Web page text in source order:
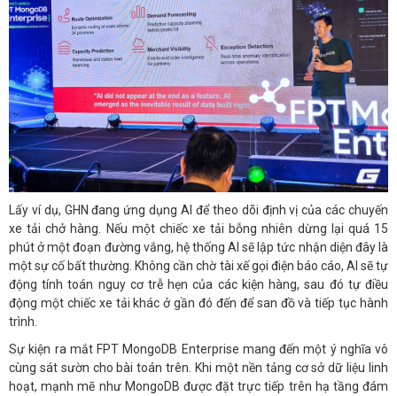
Lấy ví dụ, GHN đang ứng dụng AI để theo dõi định vị của các chuyến
xe tải chở hàng. Nếu một chiếc xe tải bỗng nhiên dừng lại quá 15
phút ở một đoạn đường vắng, hệ thống AI sẽ lập tức nhận diện đây là
một sự cố bất thường. Không cần chờ tài xế gọi điện báo cáo, AI sẽ tự
động tính toán nguy cơ trễ hẹn của các kiện hàng, sau đó tự điều
động một chiếc xe tải khác ở gần đó đến để san đồ và tiếp tục hành
trình.
Sự kiện ra mắt FPT MongoDB Enterprise mang đến một ý nghĩa vô
cùng sát sườn cho bài toán trên. Khi một nền tảng cơ sở dữ liệu linh
hoạt, mạnh mẽ như MongoDB được đặt trực tiếp trên hạ tầng đám